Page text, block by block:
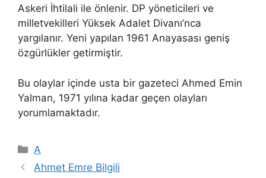
Askeri İhtilali ile önlenir. DP yöneticileri ve
milletvekilleri Yüksek Adalet Divanı’nca
yargılanır. Yeni yapılan 1961 Anayasası geniş
özgürlükler getirmiştir.
Bu olaylar içinde usta bir gazeteci Ahmed Emin
Yalman, 1971 yılına kadar geçen olayları
yorumlamaktadır.
Kategoriler
A
Ahmet Emre Bilgili